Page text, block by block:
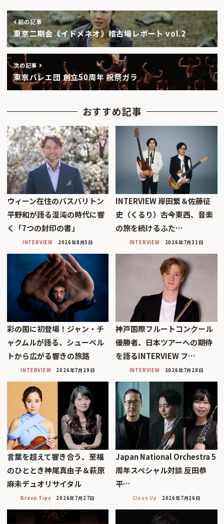
前の記事
東京二期会《イドメネオ》稽古場レポート vol.2
次の記事
東京バレエ団 創立50周年 祝祭ガラ
おすすめ記事
ウィーン在住のバスバリトン
平野和が語る混沌の時代に響
く「7つの封印の書」
INTERVIEW 2026年8月5日
INTERVIEW 岸田繁＆佐藤征
史（くるり）――古今東西、音楽
の旅を続けるふた…
INTERVIEW 2026年7月31日
彩の国に初登場！ジャン・チ
ャクムルが語る、シューベル
トから広がる響きの旅路
INTERVIEW 2026年7月29日
神戸国際フルートコンクール
優勝者、日本ツアーへの期待
を語るINTERVIEW フ…
INTERVIEW 2026年7月28日
言葉を超えて響き合う、至福
のひととき神尾真由子＆萩原
麻未デュオリサイタル
Bravo Tips 2026年7月27日
Japan National Orchestra 5
周年スペシャル対談 反田恭
平…
Close Up 2026年7月26日